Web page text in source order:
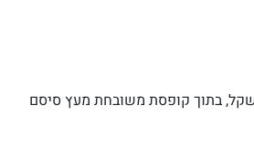
בתוך קופסת משובחת מעץ סיסם